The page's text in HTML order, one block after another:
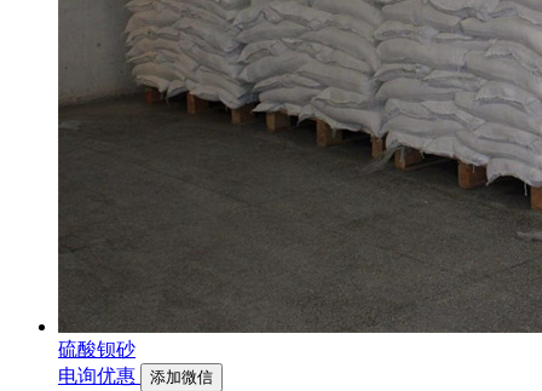
硫酸钡砂
电询优惠
添加微信